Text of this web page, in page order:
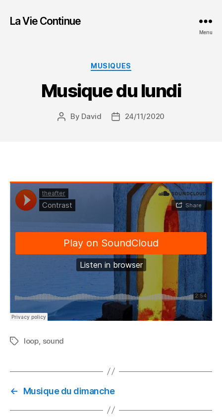
La Vie Continue
Menu
Categories
MUSIQUES
Musique du lundi
Post
By David
Post24/11/2020
Tagsloop, sound
← Musique du dimanche